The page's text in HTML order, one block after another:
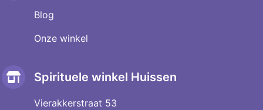
Blog
Onze winkel
Spirituele winkel Huissen
Vierakkerstraat 53